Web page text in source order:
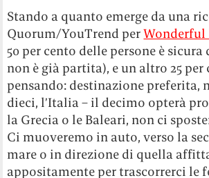
Stando a quanto emerge da una
Quorum/YouTrend per
50 per cento delle persone è sicura
non è già partita), e un altro 25 per
pensando: destinazione preferita,
dieci, l’Italia – il decimo opterà
la Grecia o le Baleari, non ci
Ci muoveremo in auto, verso la
mare o in direzione di quella
appositamente per trascorrerci le